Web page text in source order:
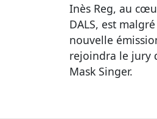
Inès Reg, au
DALS, est
nouvelle
rejoindra le jury
Mask Singer.